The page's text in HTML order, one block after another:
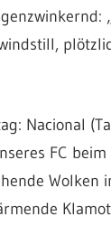
Nacional
FC
Wolken